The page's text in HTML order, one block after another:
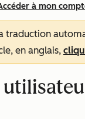
à mon
traduction
en anglais,